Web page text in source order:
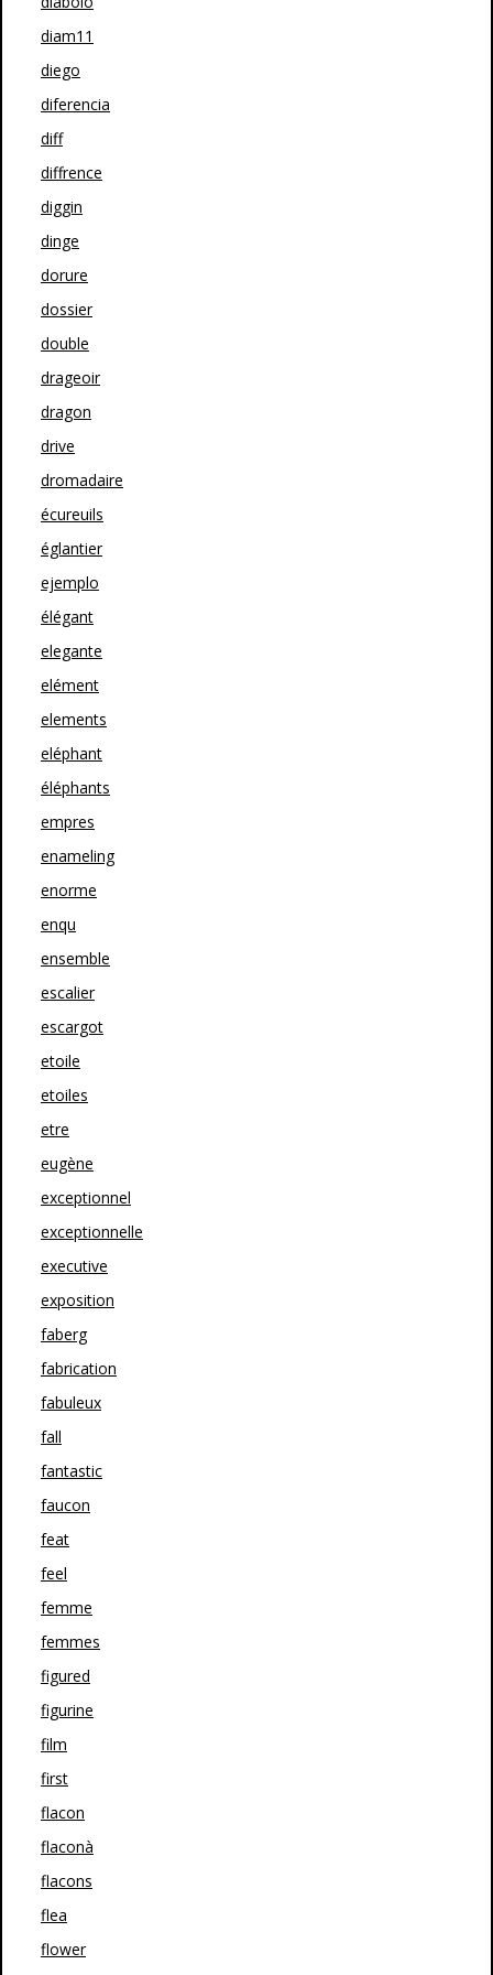
diam11
diego
diferencia
diff
diffrence
diggin
dinge
dorure
dossier
double
drageoir
dragon
drive
dromadaire
écureuils
églantier
ejemplo
élégant
elegante
elément
elements
eléphant
éléphants
empres
enameling
enorme
enqu
ensemble
escalier
escargot
etoile
etoiles
etre
eugène
exceptionnel
exceptionnelle
executive
exposition
faberg
fabrication
fabuleux
fall
fantastic
faucon
feat
feel
femme
femmes
figured
figurine
film
first
flacon
flaconà
flacons
flea
flower